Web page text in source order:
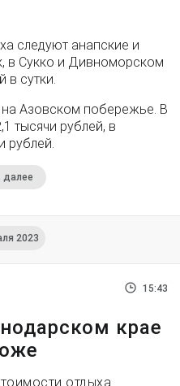
следуют анапские и
в Сукко и Дивноморском
в сутки.
Азовском побережье. В
тысячи рублей, в
рублей.
далее
2023
15:43
крае
отдыха